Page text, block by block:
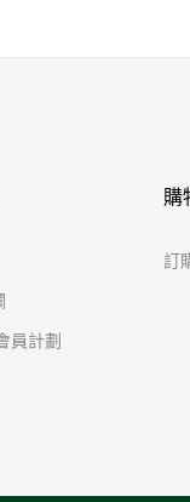
員計劃
購
訂